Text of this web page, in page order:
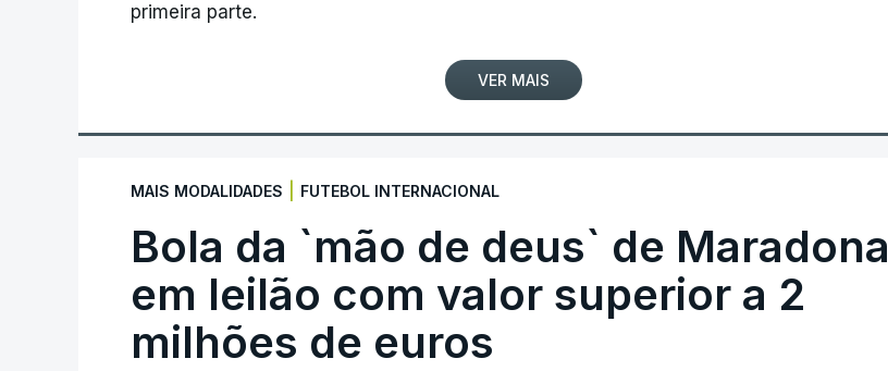
primeira parte.
VER MAIS
MAIS MODALIDADES FUTEBOL INTERNACIONAL
Bola da `mão de deus` de Maradona
em leilão com valor superior a 2
milhões de euros